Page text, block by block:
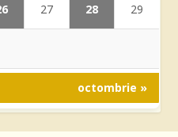
27 28 29
octombrie »